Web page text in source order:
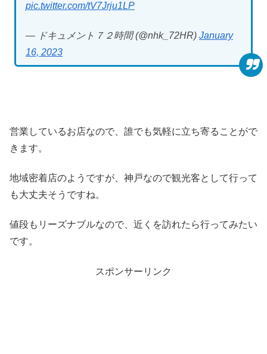
pic.twitter.com/tV7Jrju1LP
— ドキュメント７２時間 (@nhk_72HR) January
16, 2023
営業しているお店なので、誰でも気軽に立ち寄ることがで
きます。
地域密着店のようですが、神戸なので観光客として行って
も大丈夫そうですね。
値段もリーズナブルなので、近くを訪れたら行ってみたい
です。
スポンサーリンク